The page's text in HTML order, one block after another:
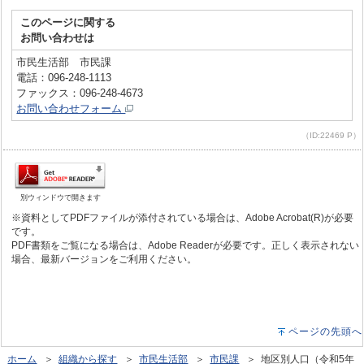
このページに関する
お問い合わせは
市民生活部 市民課
電話：096-248-1113
ファックス：096-248-4673
お問い合わせフォーム
（ID:22469 P）
別ウィンドウで開きます
※資料としてPDFファイルが添付されている場合は、Adobe Acrobat(R)が必要
です。
PDF書類をご覧になる場合は、Adobe Readerが必要です。正しく表示されない
場合、最新バージョンをご利用ください。
ページの先頭へ
ホーム ＞組織から探す ＞市民生活部 ＞市民課 ＞ 地区別人口（令和5年